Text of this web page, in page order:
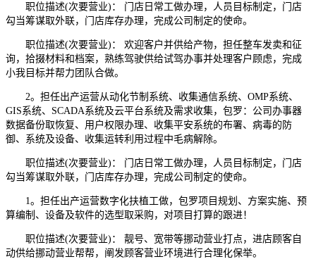
职位描述(次要营业)： 门店日常工做办理，人员目标制定，门店
勾当筹谋取外联，门店库存办理，完成公司制定的使命。
职位描述(次要营业)： 欢迎客户并供给产物，担任整车发卖和征
询，拾掇材料和档案，熟练驾驶供给试驾办事并处理客户顾虑，完成
小我目标并帮力团队合做。
2。担任出产运营从动化节制系统、收集通信系统、OMP系统、
GIS系统、SCADA系统及云平台系统及需求收集，包罗：公司办事器
数据备份取恢复、用户权限办理、收集平安系统的布署、病毒的防
御、系统及设备、收集运转利用过程中毛病解除。
职位描述(次要营业)： 门店日常工做办理，人员目标制定，门店
勾当筹谋取外联，门店库存办理，完成公司制定的使命。
1。担任出产运营数字化扶植工做，包罗项目规划、方案实施、预
算编制、设备及软件的选型取采购，对项目打算的跟进！
职位描述(次要营业)： 靓号、宽带等挪动营业打点，进店顾客自
动供给挪动营业帮帮，阐发顾客营业环境进行合理化保举。